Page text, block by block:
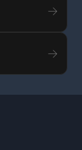
→
→